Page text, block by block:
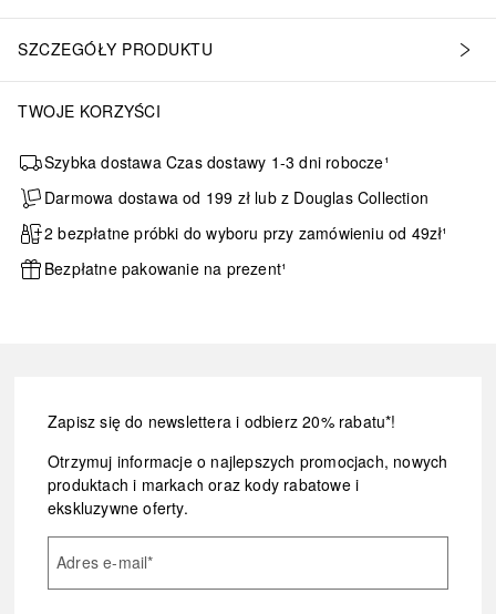
SZCZEGÓŁY PRODUKTU
TWOJE KORZYŚCI
Szybka dostawa Czas dostawy 1-3 dni robocze¹
Darmowa dostawa od 199 zł lub z Douglas Collection
2 bezpłatne próbki do wyboru przy zamówieniu od 49zł¹
Bezpłatne pakowanie na prezent¹
Zapisz się do newslettera i odbierz 20% rabatu*!
Otrzymuj informacje o najlepszych promocjach, nowych
produktach i markach oraz kody rabatowe i
ekskluzywne oferty.
Adres e-mail*